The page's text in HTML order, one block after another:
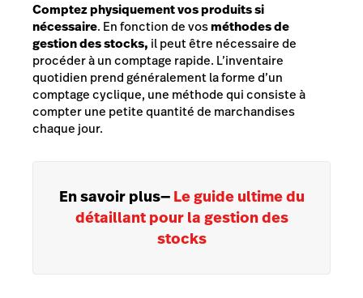
Comptez physiquement vos produits si
nécessaire. En fonction de vosméthodes de
gestion des stocks, il peut être nécessaire de
procéder à un comptage rapide. L’inventaire
quotidien prend généralement la forme d’un
comptage cyclique, une méthode qui consiste à
compter une petite quantité de marchandises
chaque jour.
En savoir plus—Le guide ultime du
détaillant pour la gestion des
stocks